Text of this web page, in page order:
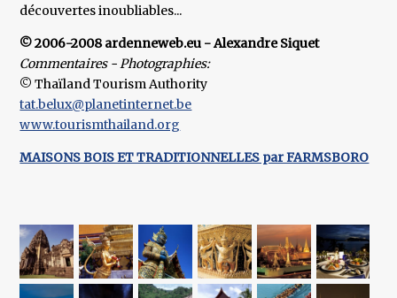
découvertes inoubliables...
© 2006-2008 ardenneweb.eu - Alexandre Siquet
Commentaires - Photographies:
© Thaïland Tourism Authority
tat.belux@planetinternet.be
www.tourismthailand.org
MAISONS BOIS ET TRADITIONNELLES par FARMSBORO